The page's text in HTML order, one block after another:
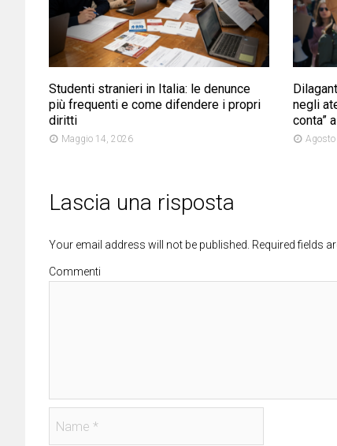
Studenti stranieri in Italia: le denunce
più frequenti e come difendere i propri
diritti
Maggio 14, 2026
negli
conta”
Lascia una risposta
Your email address will not be published. Required fields
Commenti